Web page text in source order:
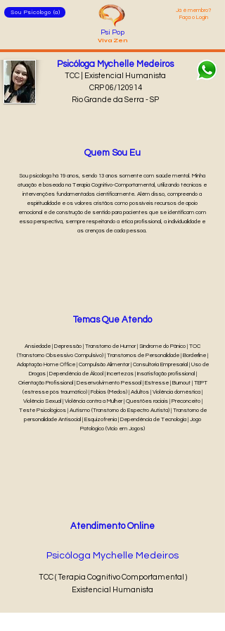
Sou Psicólogo (a)
Já é membro?
Faça o Login
Psi Pop
Viva Zen
Psicóloga Mychelle Medeiros
TCC | Existencial Humanista
CRP 06/120914
Rio Grande da Serra - SP
Quem Sou Eu
Sou psicóloga há 19 anos, sendo 13 anos somente com saúde mental. Minha
atuação é baseada na Terapia Cognitivo-Comportamental, utilizando técnicas e
intervenções fundamentadas cientificamente. Além disso, compreendo a
espiritualidade e os valores cristãos como possíveis recursos de apoio
emocional e de construção de sentido para pacientes que se identificam com
essa perspectiva, sempre respeitando a ética profissional, a individualidade e
as crenças de cada pessoa.
Ansiedade | Depressão | Transtorno de Humor | Síndrome do Pânico | TOC
(Transtorno Obsessivo Compulsivo) | Transtornos de Personalidade | Borderline |
Adaptação Home Office | Compulsão Alimentar | Consultoria Empresarial | Uso de
Drogas | Dependência de Álcool | Incertezas | Insatisfação profissional |
Orientação Profissional | Desenvolvimento Pessoal | Estresse | Burnout | TEPT
(estresse pós traumático) | Fobias (Medos) | Adultos | Violência doméstica |
Violência Sexual | Violência contra a Mulher | Questões raciais | Preconceito |
Teste Psicológicos | Autismo (Transtorno do Espectro Autista) | Transtorno de
personalidade Antisocial | Esquizofrenia | Dependência de Tecnologia | Jogo
Patológico (Vício em Jogos)
Temas Que Atendo
Atendimento Online
Psicóloga Mychelle Medeiros
TCC ( Terapia Cognitivo Comportamental )
Existencial Humanista